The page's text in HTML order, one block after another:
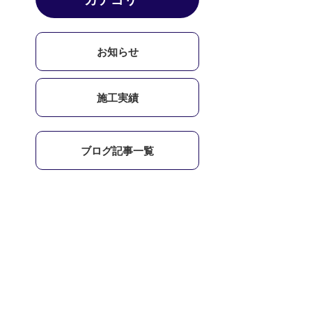
お知らせ
施工実績
ブログ記事一覧